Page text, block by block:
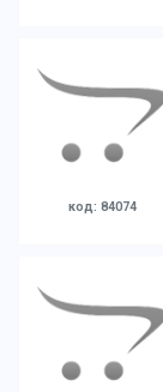
код: 84074